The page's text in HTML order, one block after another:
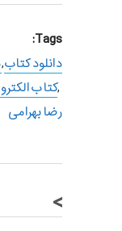
Tags:
دانلود کتاب,
,کتاب
رضا بهرامی
>